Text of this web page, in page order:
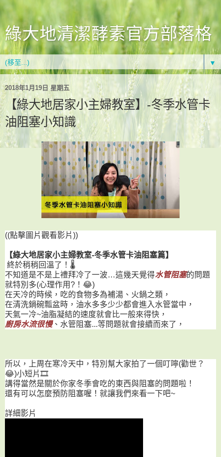
綠大地清潔酵素官方部落格
▼
2018年1月19日 星期五
【綠大地居家小主婦教室】-冬季水管卡
油阻塞小知識
((點擊圖片觀看影片))
【綠大地居家小主婦教室-冬季水管卡油阻塞篇】
終於稍稍回溫了！🌡
不知道是不是上禮拜冷了一波…這幾天覺得水管阻塞的問題
就特別多(心理作用?！😂)
在天冷的時候，吃的食物多為補湯、火鍋之類，
在清洗鍋碗瓢盆時，油水多多少少都會進入水管當中，
天氣一冷~油脂凝結的速度就會比一般來得快，
廚房水流很慢、水管阻塞...等問題就會接續而來了，
所以，上周在寒冷天中，特別幫大家拍了一個叮嚀(勸世？
😂)小短片🎞
講得當然是關於你家冬季會吃的東西與阻塞的問題啦！
還有可以怎麼預防阻塞喔！就讓我們來看一下吧~
詳細影片